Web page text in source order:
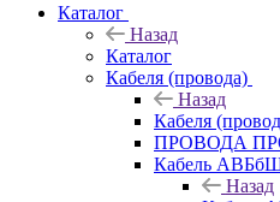
Каталог
Назад
Каталог
Кабеля (провода)
Назад
Кабеля
ПРОВОДА
Кабель
Назад